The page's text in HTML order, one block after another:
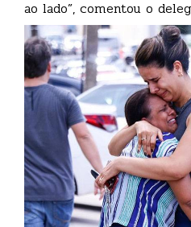
ao lado”, comentou o